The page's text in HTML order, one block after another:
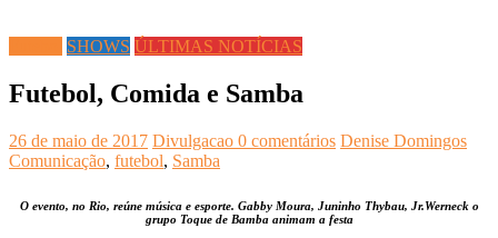
SHOWS ÚLTIMAS NOTÍCIAS
Futebol, Comida e Samba
26 de maio de 2017 Divulgacao 0 comentários Denise Domingos
Comunicação, futebol, Samba
O evento, no Rio, reúne música e esporte. Gabby Moura, Juninho Thybau, Jr.Werneck o
grupo Toque de Bamba animam a festa